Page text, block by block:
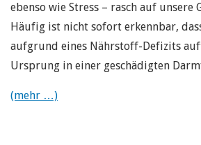
ebenso wie Stress – rasch auf unsere
Häufig ist nicht sofort erkennbar,
aufgrund eines Nährstoff-Defizits
Ursprung in einer geschädigten
(mehr …)